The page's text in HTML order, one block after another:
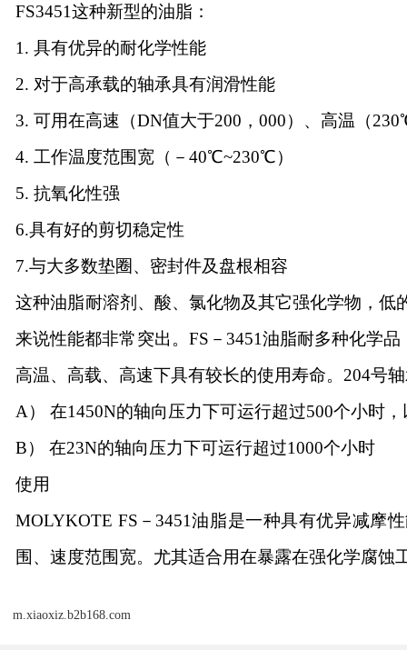
FS3451这种新型的油脂：
1. 具有优异的耐化学性能
2. 对于高承载的轴承具有润滑性能
3. 可用在高速（DN值大于200，000）、高温（
4. 工作温度范围宽（－40℃~230℃）
5. 抗氧化性强
6.具有好的剪切稳定性
7.与大多数垫圈、密封件及盘根相容
这种油脂耐溶剂、酸、氯化物及其它强化学物，
来说性能都非常突出。FS－3451油脂耐多种化学
高温、高载、高速下具有较长的使用寿命。204号
A） 在1450N的轴向压力下可运行超过500个小时，
B） 在23N的轴向压力下可运行超过1000个小时
使用
MOLYKOTE FS－3451油脂是一种具有优异减摩
围、速度范围宽。尤其适合用在暴露在强化学腐蚀
m.xiaoxiz.b2b168.com